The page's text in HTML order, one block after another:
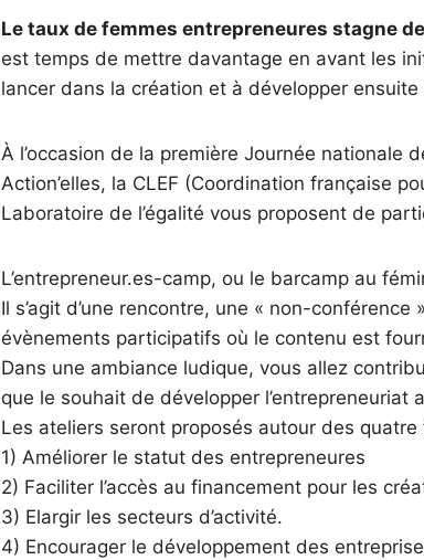
Le taux de femmes entrepreneures stagne
est temps de mettre davantage en avant les
lancer dans la création et à développer
À l’occasion de la première Journée nationale
Action’elles, la CLEF (Coordination française
Laboratoire de l’égalité vous proposent de
L’entrepreneur.es-camp, ou le barcamp au
Il s’agit d’une rencontre, une « non-
évènements participatifs où le contenu est
Dans une ambiance ludique, vous allez
que le souhait de développer l’entrepreneuriat
Les ateliers seront proposés autour des
1) Améliorer le statut des entrepreneures
2) Faciliter l’accès au financement pour les
3) Elargir les secteurs d’activité.
4) Encourager le développement des